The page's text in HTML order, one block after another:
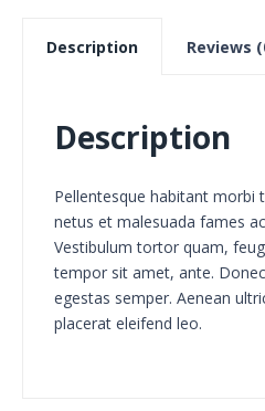
Description Reviews
Description
Pellentesque habitant morbi
netus et malesuada fames
Vestibulum tortor quam,
tempor sit amet, ante.
egestas semper. Aenean
placerat eleifend leo.